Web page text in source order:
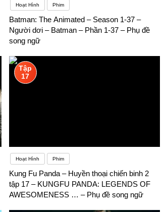
Hoạt Hình Phim
Batman: The Animated – Season 1-37 –
Người dơi – Batman – Phần 1-37 – Phụ đề
song ngữ
Tập
17
Hoạt Hình Phim
Kung Fu Panda – Huyền thoại chiến binh 2
tập 17 – KUNGFU PANDA: LEGENDS OF
AWESOMENESS … – Phụ đề song ngữ